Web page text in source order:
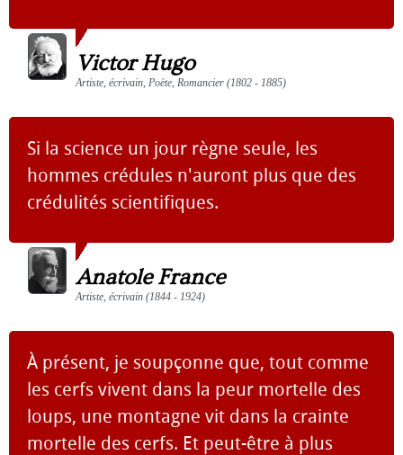
Victor Hugo
Artiste, écrivain, Poète, Romancier (1802 - 1885)
Si la science un jour règne seule, les
hommes crédules n'auront plus que des
crédulités scientifiques.
Anatole France
Artiste, écrivain (1844 - 1924)
À présent, je soupçonne que, tout comme
les cerfs vivent dans la peur mortelle des
loups, une montagne vit dans la crainte
mortelle des cerfs. Et peut-être à plus